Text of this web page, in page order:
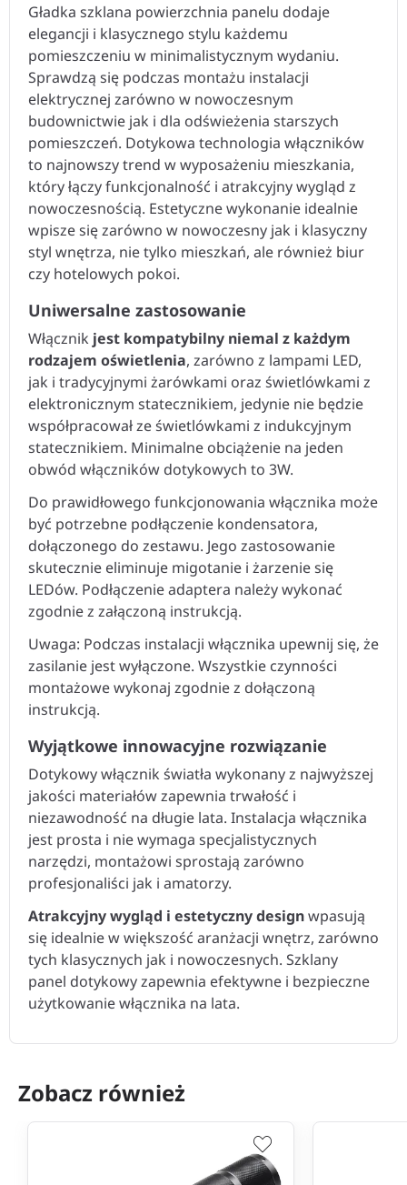
Gładka szklana powierzchnia panelu dodaje
elegancji i klasycznego stylu każdemu
pomieszczeniu w minimalistycznym wydaniu.
Sprawdzą się podczas montażu instalacji
elektrycznej zarówno w nowoczesnym
budownictwie jak i dla odświeżenia starszych
pomieszczeń. Dotykowa technologia włączników
to najnowszy trend w wyposażeniu mieszkania,
który łączy funkcjonalność i atrakcyjny wygląd z
nowoczesnością. Estetyczne wykonanie idealnie
wpisze się zarówno w nowoczesny jak i klasyczny
styl wnętrza, nie tylko mieszkań, ale również biur
czy hotelowych pokoi.
Uniwersalne zastosowanie
Włącznik jest kompatybilny niemal z każdym
rodzajem oświetlenia, zarówno z lampami LED,
jak i tradycyjnymi żarówkami oraz świetlówkami z
elektronicznym statecznikiem, jedynie nie będzie
współpracował ze świetlówkami z indukcyjnym
statecznikiem. Minimalne obciążenie na jeden
obwód włączników dotykowych to 3W.
Do prawidłowego funkcjonowania włącznika może
być potrzebne podłączenie kondensatora,
dołączonego do zestawu. Jego zastosowanie
skutecznie eliminuje migotanie i żarzenie się
LEDów. Podłączenie adaptera należy wykonać
zgodnie z załączoną instrukcją.
Uwaga: Podczas instalacji włącznika upewnij się, że
zasilanie jest wyłączone. Wszystkie czynności
montażowe wykonaj zgodnie z dołączoną
instrukcją.
Wyjątkowe innowacyjne rozwiązanie
Dotykowy włącznik światła wykonany z najwyższej
jakości materiałów zapewnia trwałość i
niezawodność na długie lata. Instalacja włącznika
jest prosta i nie wymaga specjalistycznych
narzędzi, montażowi sprostają zarówno
profesjonaliści jak i amatorzy.
Atrakcyjny wygląd i estetyczny designwpasują
się idealnie w większość aranżacji wnętrz, zarówno
tych klasycznych jak i nowoczesnych. Szklany
panel dotykowy zapewnia efektywne i bezpieczne
użytkowanie włącznika na lata.
Zobacz również